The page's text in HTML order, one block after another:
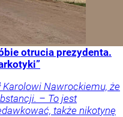
otrucia prezydenta.
Nawrockiemu, że
– To jest
także nikotynę